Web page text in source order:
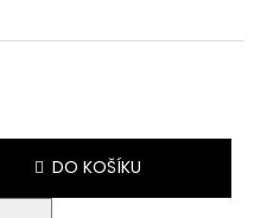
DO KOŠÍKU